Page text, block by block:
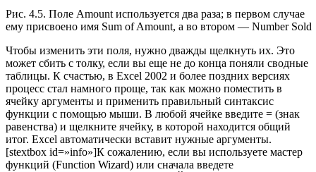
Рис. 4.5. Поле Amount используется два раза; в первом случае
ему присвоено имя Sum of Amount, а во втором — Number Sold
Чтобы изменить эти поля, нужно дважды щелкнуть их. Это
может сбить с толку, если вы еще не до конца поняли сводные
таблицы. К счастью, в Excel 2002 и более поздних версиях
процесс стал намного проще, так как можно поместить в
ячейку аргументы и применить правильный синтаксис
функции с помощью мыши. В любой ячейке введите = (знак
равенства) и щелкните ячейку, в которой находится общий
итог. Excel автоматически вставит нужные аргументы.
[stextbox id=»info»]К сожалению, если вы используете мастер
функций (Function Wizard) или сначала введете